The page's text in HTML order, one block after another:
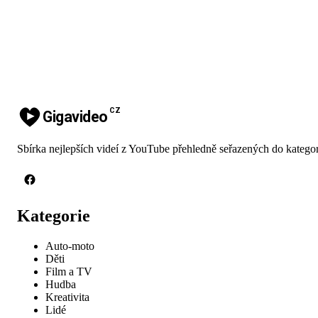
Gigavideo CZ
Sbírka nejlepších videí z YouTube přehledně seřazených do
Kategorie
Auto-moto
Děti
Film a TV
Hudba
Kreativita
Lidé